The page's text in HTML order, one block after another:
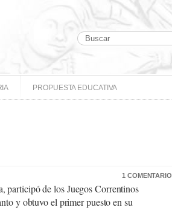
PROPUESTA EDUCATIVA
1 COMENTARIO
participó delos Juegos Correntinos
y obtuvo el primer puesto en su